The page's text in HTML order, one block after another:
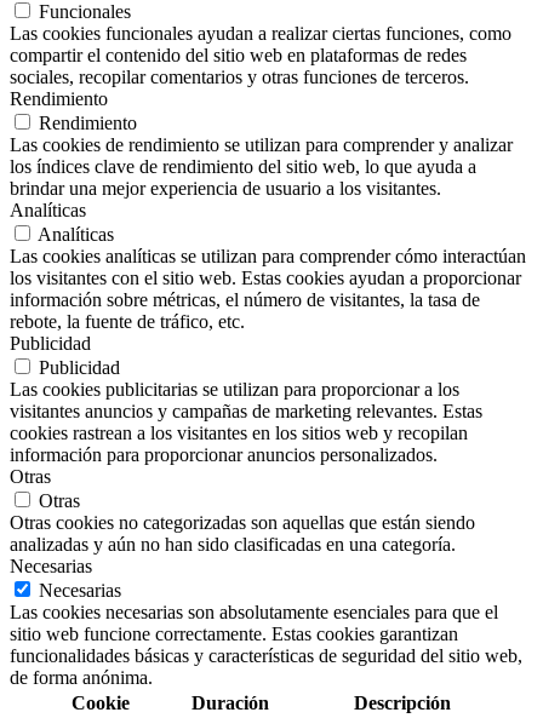
Funcionales
Las cookies funcionales ayudan a realizar ciertas funciones, como
compartir el contenido del sitio web en plataformas de redes
sociales, recopilar comentarios y otras funciones de terceros.
Rendimiento
Rendimiento
Las cookies de rendimiento se utilizan para comprender y analizar
los índices clave de rendimiento del sitio web, lo que ayuda a
brindar una mejor experiencia de usuario a los visitantes.
Analíticas
Analíticas
Las cookies analíticas se utilizan para comprender cómo interactúan
los visitantes con el sitio web. Estas cookies ayudan a proporcionar
información sobre métricas, el número de visitantes, la tasa de
rebote, la fuente de tráfico, etc.
Publicidad
Publicidad
Las cookies publicitarias se utilizan para proporcionar a los
visitantes anuncios y campañas de marketing relevantes. Estas
cookies rastrean a los visitantes en los sitios web y recopilan
información para proporcionar anuncios personalizados.
Otras
Otras
Otras cookies no categorizadas son aquellas que están siendo
analizadas y aún no han sido clasificadas en una categoría.
Necesarias
Necesarias
Las cookies necesarias son absolutamente esenciales para que el
sitio web funcione correctamente. Estas cookies garantizan
funcionalidades básicas y características de seguridad del sitio web,
de forma anónima.
Cookie
Duración Descripción